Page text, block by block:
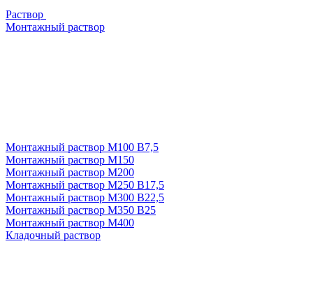
Раствор
Монтажный раствор
Монтажный раствор М100 В7,5
Монтажный раствор М150
Монтажный раствор М200
Монтажный раствор М250 В17,5
Монтажный раствор М300 В22,5
Монтажный раствор М350 В25
Монтажный раствор М400
Кладочный раствор